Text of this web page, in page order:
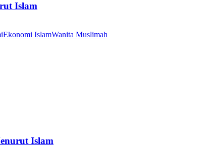
Islam
Ekonomi IslamWanita Muslimah
Islam